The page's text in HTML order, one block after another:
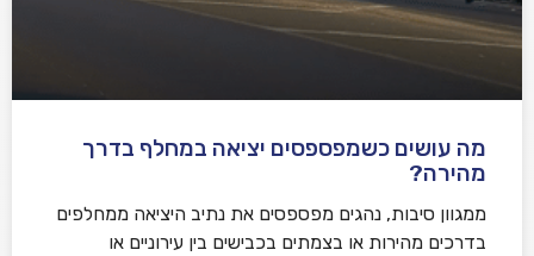
מה עושים כשמפספסים יציאה במחלף בדרך
מהירה?
ממגוון סיבות, נהגים מפספסים את נתיב היציאה ממחלפים
בדרכים מהירות או בצמתים בכבישים בין עירוניים או